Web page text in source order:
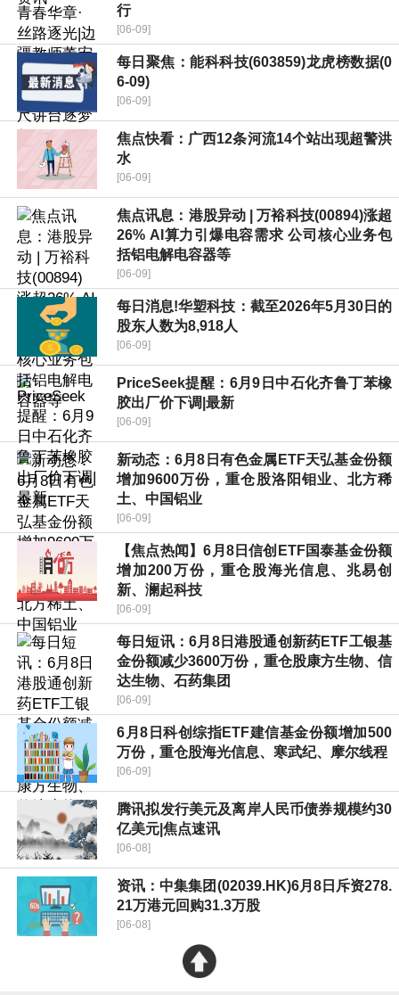
行
[06-09]
每日聚焦：能科科技(603859)龙虎榜数据(0
6-09)
[06-09]
焦点快看：广西12条河流14个站出现超警洪
水
[06-09]
焦点讯息：港股异动 | 万裕科技(00894)涨超
26% AI算力引爆电容需求 公司核心业务包
括铝电解电容器等
[06-09]
每日消息!华塑科技：截至2026年5月30日的
股东人数为8,918人
[06-09]
PriceSeek提醒：6月9日中石化齐鲁丁苯橡
胶出厂价下调|最新
[06-09]
新动态：6月8日有色金属ETF天弘基金份额
增加9600万份，重仓股洛阳钼业、北方稀
土、中国铝业
[06-09]
【焦点热闻】6月8日信创ETF国泰基金份额
增加200万份，重仓股海光信息、兆易创
新、澜起科技
[06-09]
每日短讯：6月8日港股通创新药ETF工银基
金份额减少3600万份，重仓股康方生物、信
达生物、石药集团
[06-09]
6月8日科创综指ETF建信基金份额增加500
万份，重仓股海光信息、寒武纪、摩尔线程
[06-09]
腾讯拟发行美元及离岸人民币债券规模约30
亿美元|焦点速讯
[06-08]
资讯：中集集团(02039.HK)6月8日斥资278.
21万港元回购31.3万股
[06-08]